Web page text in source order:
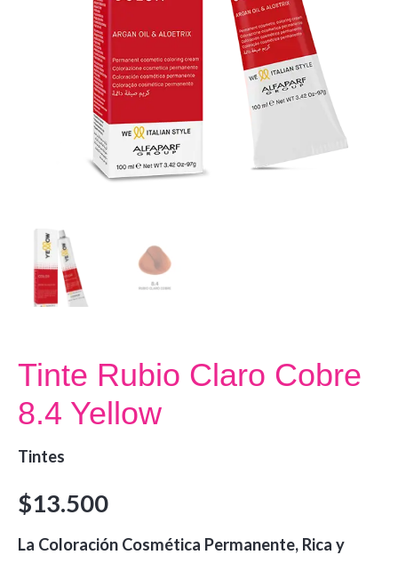
Tinte Rubio Claro Cobre
8.4 Yellow
Tintes
$13.500
La Coloración Cosmética Permanente, Rica y